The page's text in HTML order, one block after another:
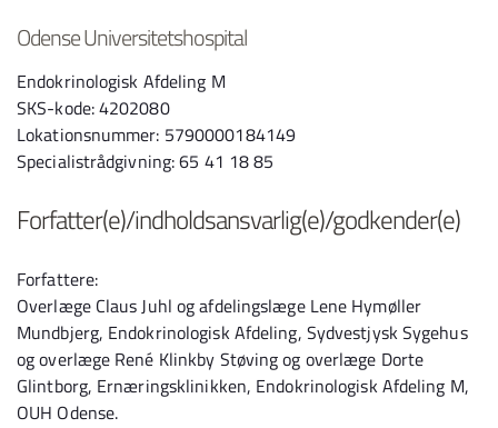
Odense Universitetshospital
Endokrinologisk Afdeling M
SKS-kode: 4202080
Lokationsnummer: 5790000184149
Specialistrådgivning: 65 41 18 85
Forfatter(e)/indholdsansvarlig(e)/godkender(e)
Forfattere:
Overlæge Claus Juhl og afdelingslæge Lene Hymøller
Mundbjerg, Endokrinologisk Afdeling, Sydvestjysk Sygehus
og overlæge René Klinkby Støving og overlæge Dorte
Glintborg, Ernæringsklinikken, Endokrinologisk Afdeling M,
OUH Odense.